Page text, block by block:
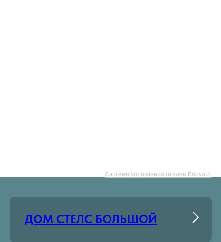
Система управления отелем Bnovo ©
ДОМ СТЕЛС БОЛЬШОЙ